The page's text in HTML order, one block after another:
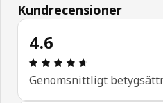
Kundrecensioner
4.6
Recension:
Genomsnittligt